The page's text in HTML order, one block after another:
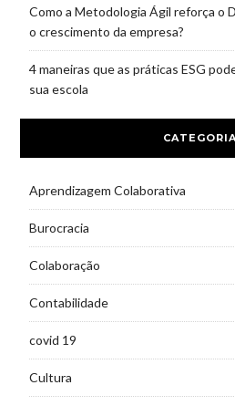
Como a Metodologia Ágil reforça o
o crescimento da empresa?
4 maneiras que as práticas ESG
sua escola
Aprendizagem Colaborativa
Burocracia
Colaboração
Contabilidade
covid 19
Cultura